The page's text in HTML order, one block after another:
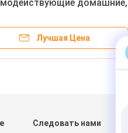
домашние,
LCD
Лучшая Цена
Следовать нами